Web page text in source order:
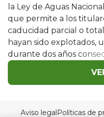
la Ley de Aguas
que permite a los
caducidad parcial o
hayan sido explotados,
durante dos años
Aviso legalPolíticas de